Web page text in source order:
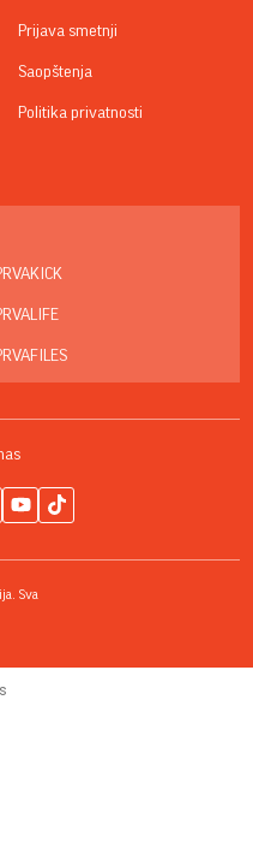
Prijava smetnji
Saopštenja
Politika privatnosti
Sva